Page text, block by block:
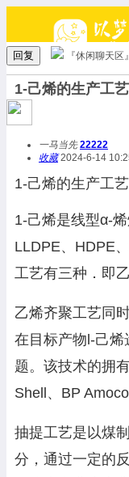
回复 『休闲聊天区』
1-己烯的生产工艺
一马当先 22222
收藏2024-6-14
1-己烯的生产工艺
1-己烯是线型α-
LLDPE、HDPE
工艺有三种．即
乙烯齐聚工艺同
在目标产物l-己烯
题。该技术的拥
Shell、BP
抽提工艺是以煤
分，通过一定的